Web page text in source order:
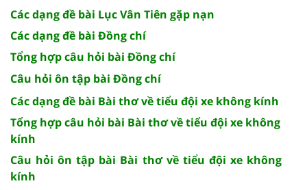
Các dạng đề bài Lục Vân Tiên gặp nạn
Các dạng đề bài Đồng chí
Tổng hợp câu hỏi bài Đồng chí
Câu hỏi ôn tập bài Đồng chí
Các dạng đề bài Bài thơ về tiểu đội xe không kính
Tổng hợp câu hỏi bài Bài thơ về tiểu đội xe không
kính
Câu hỏi ôn tập bài Bài thơ về tiểu đội xe không
kính